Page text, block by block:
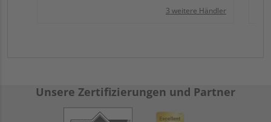
3 weitere Händler
Unsere Zertifizierungen und Partner